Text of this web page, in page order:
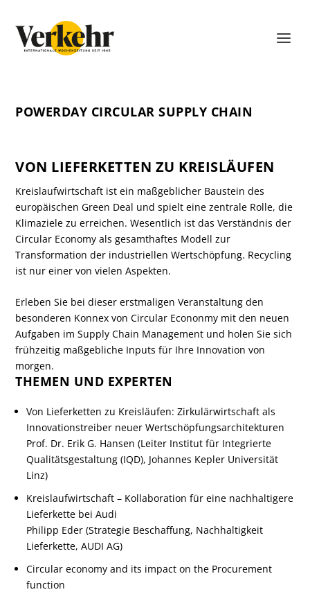
POWERDAY CIRCULAR SUPPLY CHAIN
VON LIEFERKETTEN ZU KREISLÄUFEN
Kreislaufwirtschaft ist ein maßgeblicher Baustein des
europäischen Green Deal und spielt eine zentrale Rolle, die
Klimaziele zu erreichen. Wesentlich ist das Verständnis der
Circular Economy als gesamthaftes Modell zur
Transformation der industriellen Wertschöpfung. Recycling
ist nur einer von vielen Aspekten.
Erleben Sie bei dieser erstmaligen Veranstaltung den
besonderen Konnex von Circular Econonmy mit den neuen
Aufgaben im Supply Chain Management und holen Sie sich
frühzeitig maßgebliche Inputs für Ihre Innovation von
morgen.
THEMEN UND EXPERTEN
Von Lieferketten zu Kreisläufen: Zirkulärwirtschaft als
Innovationstreiber neuer Wertschöpfungsarchitekturen
Prof. Dr. Erik G. Hansen (Leiter Institut für Integrierte
Qualitätsgestaltung (IQD), Johannes Kepler Universität
Linz)
Kreislaufwirtschaft – Kollaboration für eine nachhaltigere
Lieferkette bei Audi
Philipp Eder (Strategie Beschaffung, Nachhaltigkeit
Lieferkette, AUDI AG)
Circular economy and its impact on the Procurement
function